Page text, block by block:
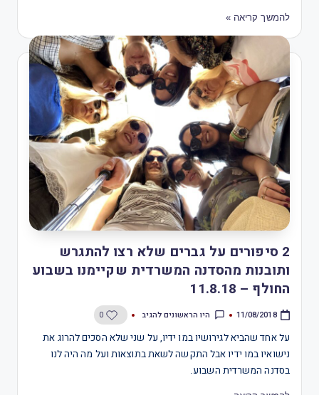
להמשך קריאה »
2 סיפורים על גברים שלא רצו להתגרש
ותובנות מהסדנה המשרדית שקיימנו בשבוע
החולף – 11.8.18
11/08/2018 היו הראשונים להגיב 0
על אחד שהביא לגירושיו במו ידיו, על שני שלא הסכים להרוג את
נישואיו במו ידיו אבל התקשה לשאת בתוצאות ועל מה היה לנו
בסדנה המשרדית השבוע.